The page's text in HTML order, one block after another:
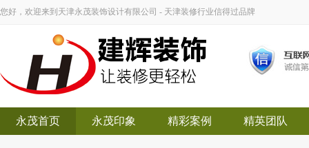
您好，欢迎来到天津永茂装饰设计有限公司 - 天津装修行业信得过品牌
永茂首页 永茂印象 精彩案例 精英团队